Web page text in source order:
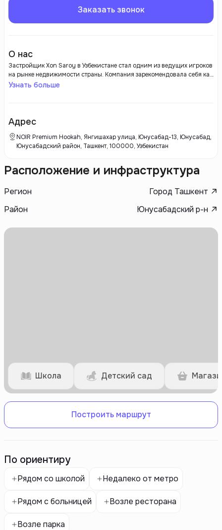
Заказать звонок
О нас
Застройщик Xon Saroy в Узбекистане стал одним из ведущих игроков
на рынке недвижимости страны. Компания зарекомендовала себя как
надежный партнер в области жилой и коммерческой застройки,
объектов, что делает их привлекательными не только с точки зрения
функциональности, но и эстетики.
Узнать больше
Адрес
NOIR Premium Hookah, Янгишахар улица, Юнусабад-13, Юнусабад,
Юнусабадский район, Ташкент, 100000, Узбекистан
Расположение и инфраструктура
Регион
Город Ташкент
Район
Юнусабадский р-н
Школа Детский сад
Построить маршрут
По ориентиру
Рядом со школой Недалеко от метро
Рядом с больницей Возле ресторана
Возле парка